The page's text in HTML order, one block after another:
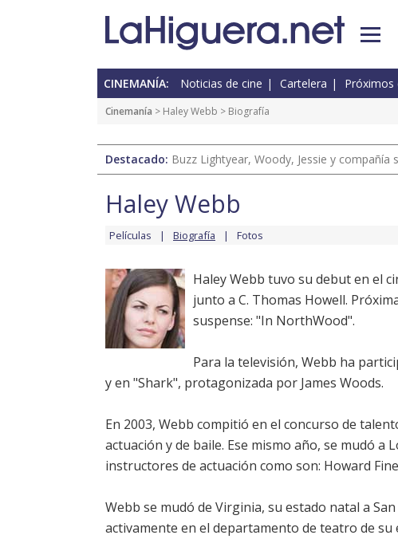
CINEMANÍA: Noticias de cine Cartelera Próximos
Cinemanía > Haley Webb > Biografía
Destacado: Buzz Lightyear, Woody, Jessie y
Haley Webb
Películas Biografía Fotos
Haley Webb tuvo su debut en el
junto a C. Thomas Howell.
suspense: "In NorthWood".
Para la televisión, Webb ha
y en "Shark", protagonizada por James Woods.
En 2003, Webb compitió en el concurso de
actuación y de baile. Ese mismo año, se mudó
instructores de actuación como son: Howard
Webb se mudó de Virginia, su estado natal a
activamente en el departamento de teatro de